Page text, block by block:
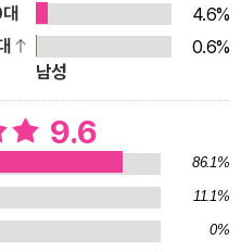
소름 돋는 결말로 종결을 맞이
들이 간절히 후속권을 요청한
이 2』는 모든 진실이 드러나
다. 전반부에 이르러 마침내
지며 이야기는 절정에 이르고,
을 향해 나아가는데…….“이 이
쓰기 어렵겠다고 생각했
니다, 라고 끝나는 이야기에
4.6%
0.6%
남성
9.6
86.1%
11.1%
0%